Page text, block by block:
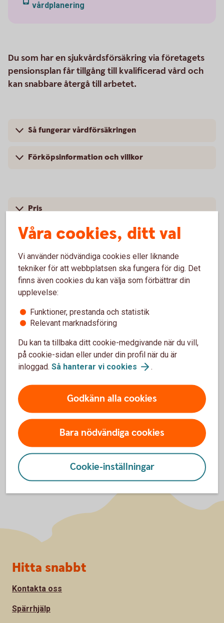
vårdplanering
Du som har en sjukvårdsförsäkring via företagets
pensionsplan får tillgång till kvalificerad vård och
kan snabbare återgå till arbetet.
Så fungerar vårdförsäkringen
Förköpsinformation och villkor
Pris
Anmäl skada
Anmäl skada, sök vård eller ersättning. Här hittar du
Vad händer vidskada?
Försäkringsgivare
Folksam ömsesidig sakförsäkring
Våra cookies, ditt val
Vi använder nödvändiga cookies eller liknande
tekniker för att webbplatsen ska fungera för dig. Det
finns även cookies du kan välja som förbättrar din
upplevelse:
Funktioner, prestanda och statistik
Relevant marknadsföring
Du kan ta tillbaka ditt cookie-medgivande när du vill,
på cookie-sidan eller under din profil när du är
inloggad. Så hanterar vi cookies .
Godkänn alla cookies
Bara nödvändiga cookies
Cookie-inställningar
Sidfot
Hitta snabbt
Kontakta oss
Spärrhjälp